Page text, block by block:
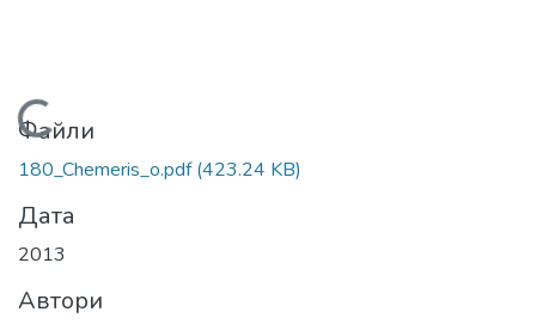
Вантажиться...
Файли
180_Chemeris_o.pdf(423.24 KB)
Дата
2013
Автори